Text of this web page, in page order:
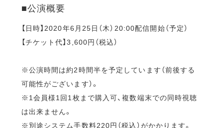
■公演概要
【日時】2020年6月25日（木）20:00配信開始（予定）
【チケット代】3,600円（税込）
※公演時間は約2時間半を予定しています（前後する
可能性がございます）。
※1会員様1回1枚まで購入可、複数端末での同時視聴
は出来ません。
※別途システム手数料220円（税込）がかかります。